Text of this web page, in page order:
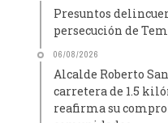
Presuntos
persecución de
06/08/2026
Alcalde Roberto
carretera de 1.5
reafirma su